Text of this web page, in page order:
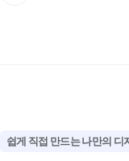
쉽게 직접 만드는 나만의 디